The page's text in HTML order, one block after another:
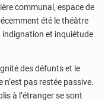
communal, espace de
été le théâtre
indignation et inquiétude
des défunts et le
pas restée passive.
à l’étranger se sont